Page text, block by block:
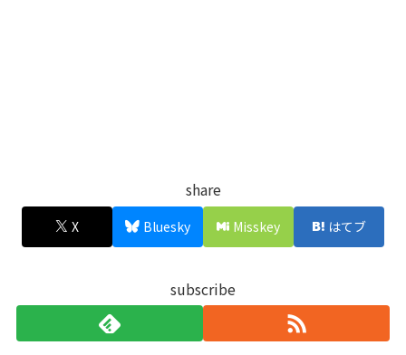
share
X Bluesky Misskey はてブ
subscribe